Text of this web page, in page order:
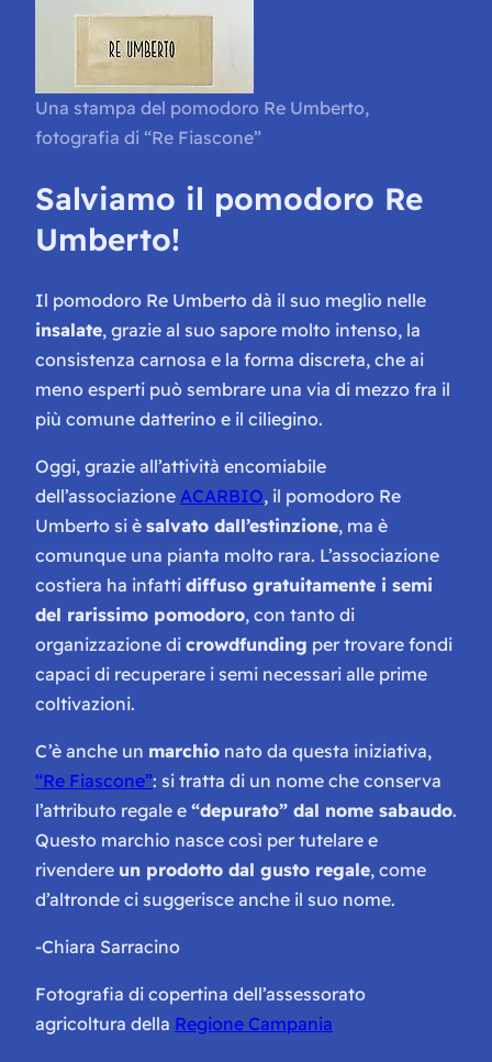
Una stampa del pomodoro Re Umberto,
fotografia di “Re Fiascone”
Salviamo il pomodoro Re
Umberto!
Il pomodoro Re Umberto dà il suo meglio nelle
insalate, grazie al suo sapore molto intenso, la
consistenza carnosa e la forma discreta, che ai
meno esperti può sembrare una via di mezzo fra il
più comune datterino e il ciliegino.
Oggi, grazie all’attività encomiabile
dell’associazione ACARBIO, il pomodoro Re
Umberto si è salvato dall’estinzione, ma è
comunque una pianta molto rara. L’associazione
costiera ha infatti diffuso gratuitamente i semi
del rarissimo pomodoro, con tanto di
organizzazione di crowdfunding per trovare fondi
capaci di recuperare i semi necessari alle prime
coltivazioni.
C’è anche un marchio nato da questa iniziativa,
“Re Fiascone”: si tratta di un nome che conserva
l’attributo regale e “depurato” dal nome sabaudo.
Questo marchio nasce così per tutelare e
rivendere un prodotto dal gusto regale, come
d’altronde ci suggerisce anche il suo nome.
-Chiara Sarracino
Fotografia di copertina dell’assessorato
agricoltura della Regione Campania